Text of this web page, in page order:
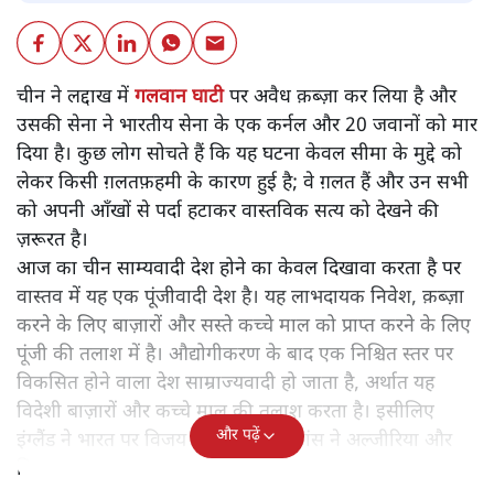
चीन ने लद्दाख में गलवान घाटीपर अवैध क़ब्ज़ा कर लिया है और
उसकी सेना ने भारतीय सेना के एक कर्नल और 20 जवानों को मार
दिया है। कुछ लोग सोचते हैं कि यह घटना केवल सीमा के मुद्दे को
लेकर किसी ग़लतफ़हमी के कारण हुई है; वे ग़लत हैं और उन सभी
को अपनी आँखों से पर्दा हटाकर वास्तविक सत्य को देखने की
ज़रूरत है।
आज का चीन साम्यवादी देश होने का केवल दिखावा करता है पर
वास्तव में यह एक पूंजीवादी देश है। यह लाभदायक निवेश, क़ब्ज़ा
करने के लिए बाज़ारों और सस्ते कच्चे माल को प्राप्त करने के लिए
पूंजी की तलाश में है। औद्योगीकरण के बाद एक निश्चित स्तर पर
विकसित होने वाला देश साम्राज्यवादी हो जाता है, अर्थात यह
विदेशी बाज़ारों और कच्चे माल की तलाश करता है। इसीलिए
इंग्लैंड ने भारत पर विजय प्राप्त की और फ्रांस ने अल्जीरिया और
वियतनाम पर।
और पढ़ें